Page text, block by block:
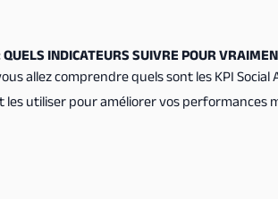
QUELS INDICATEURS SUIVRE POUR
allez comprendre quels sont les KPI
utiliser pour améliorer vos performances